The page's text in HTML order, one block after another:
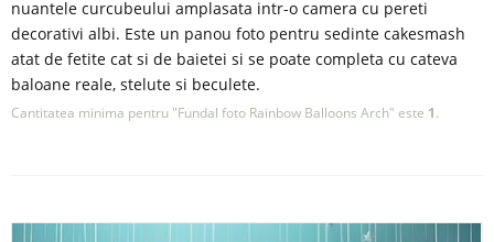
nuantele curcubeului amplasata intr-o camera cu pereti
decorativi albi. Este un panou foto pentru sedinte cakesmash
atat de fetite cat si de baietei si se poate completa cu cateva
baloane reale, stelute si beculete.
Cantitatea minima pentru "Fundal foto Rainbow Balloons Arch" este 1.